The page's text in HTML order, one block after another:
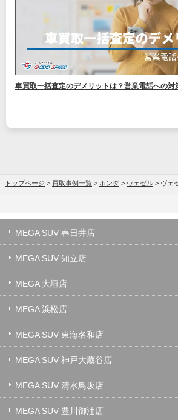
車買取一括査定のデメリットは？営業電話への対
トップページ > 買取事例一覧 > ホンダ > ヴェゼル > ヴェ
MEGA SUV 春日井店
MEGA SUV 知立店
MEGA 大垣店
MEGA 浜松店
MEGA SUV 東海名和店
MEGA SUV 神戸大蔵谷店
MEGA SUV 清水鳥坂店
MEGA SUV 豊川御油店